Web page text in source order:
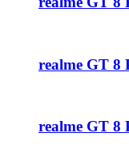
realme GT 8
realme GT 8